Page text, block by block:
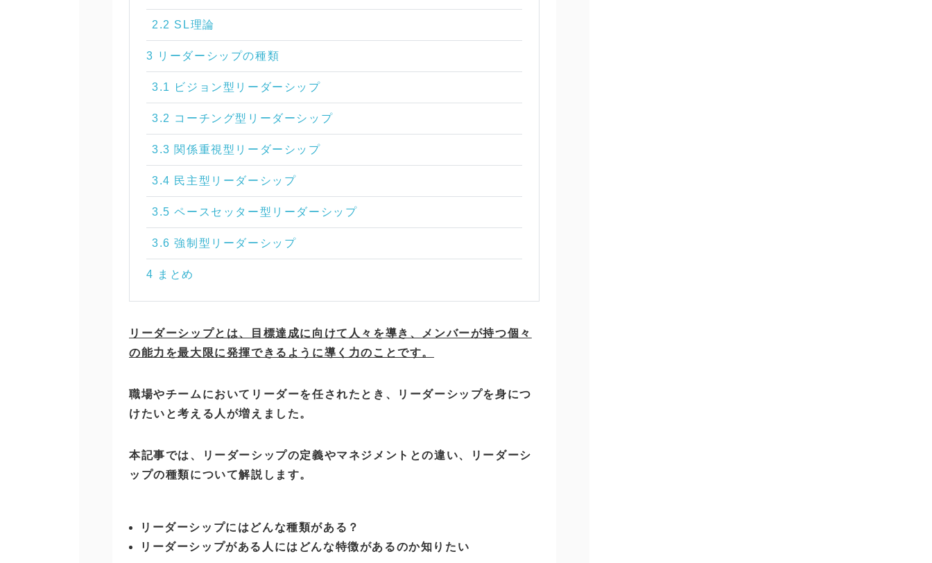
2.2 SL理論
3 リーダーシップの種類
3.1 ビジョン型リーダーシップ
3.2 コーチング型リーダーシップ
3.3 関係重視型リーダーシップ
3.4 民主型リーダーシップ
3.5 ペースセッター型リーダーシップ
3.6 強制型リーダーシップ
4 まとめ
リーダーシップとは、目標達成に向けて人々を導き、メンバーが持つ個々
の能力を最大限に発揮できるように導く力のことです。
職場やチームにおいてリーダーを任されたとき、リーダーシップを身につ
けたいと考える人が増えました。
本記事では、リーダーシップの定義やマネジメントとの違い、リーダーシ
ップの種類について解説します。
リーダーシップにはどんな種類がある？
リーダーシップがある人にはどんな特徴があるのか知りたい